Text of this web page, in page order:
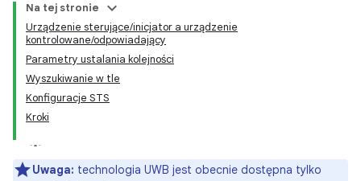
Na tej stronie
Urządzenie sterujące/inicjator a urządzenie
kontrolowane/odpowiadający
Parametry ustalania kolejności
Wyszukiwanie w tle
Konfiguracje STS
Kroki
Uwaga: technologia UWB jest obecnie dostępna tylko